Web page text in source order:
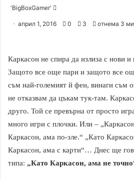
'BigBoxGamer'
i
l
април 1, 2016 0 3 отнема 3
Каркасон не спира да излиза с нови
Защото все още пари и защото все
съм най-големият й фен, винаги съм
не отказвам да цъкам тук-там.
друго. Той се превърна от просто
много игри с плочки. Или –
Каркасон, ама по-зле.“ „Като
Каркасон, ама с карти“… Днес ще
типа: „Като Каркасон, ама не точно